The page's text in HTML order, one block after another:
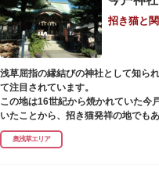
招き猫と
浅草屈指の縁結びの神社として知ら
て注目されています。
この地は16世紀から焼かれていた今
いたことから、招き猫発祥の地でも
チーフにした絵馬や御朱印帳も人気で
1063（康平6）年、時の奥羽鎮守府
奥浅草エリア